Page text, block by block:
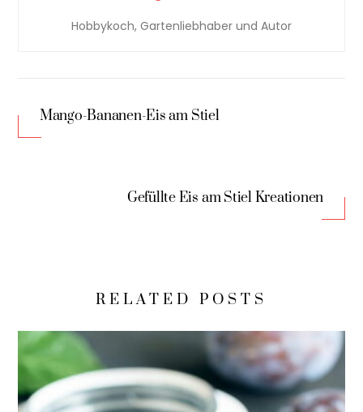
Hobbykoch, Gartenliebhaber und Autor
Mango-Bananen-Eis am Stiel
Gefüllte Eis am Stiel Kreationen
RELATED POSTS